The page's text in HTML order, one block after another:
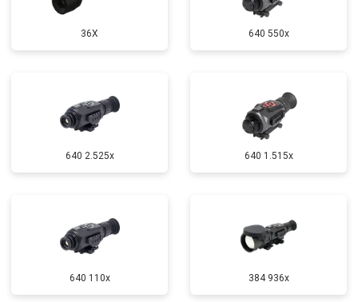
36X 640 550x
640 2.525x 640 1.515x
640 110x 384 936x